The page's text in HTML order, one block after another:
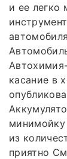
и ее легко
касание в
минимойку
из
приятно